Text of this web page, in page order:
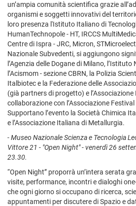
un’ampia comunità scientifica grazie
organismi e soggetti innovativi del
loro presenza l'Istituto Italiano di
HumanTechnopole - HT, IRCCS
Centre di Ispra - JRC, Micron,
Nazionale Subvedenti, si aggiungono
l’Agenzia delle Dogane di Milano,
l’Acismom - sezione CBRN, la Polizia
Italbiotec e la Federazione delle
(già partners di progetto) e
collaborazione con l’Associazione Festival
Supportano l’evento la Società Chimica
e l’Associazione Italiana di Metallurgia.
- Museo Nazionale Scienza e Tecnologia
Vittore 21 - "Open Night" - venerdì 26
23.30.
“Open Night” proporrà un’intera serata
visite, performance, incontri e dialoghi
che ogni giorno si occupano di ricerca,
appuntamenti per discutere di Spazio e